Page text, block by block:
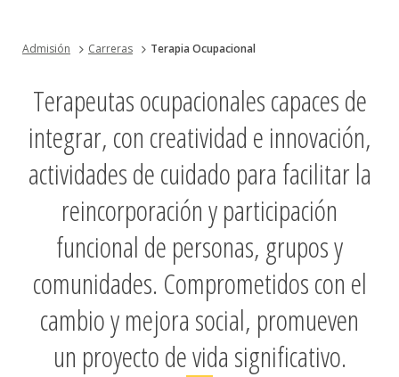
Admisión Carreras Terapia Ocupacional
Terapeutas ocupacionales capaces de
integrar, con creatividad e innovación,
actividades de cuidado para facilitar la
reincorporación y participación
funcional de personas, grupos y
comunidades. Comprometidos con el
cambio y mejora social, promueven
un proyecto de vida significativo.